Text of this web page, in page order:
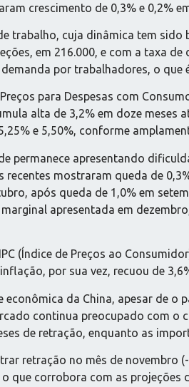
crescimento de 0,3% e 0,2%
trabalho, cuja dinâmica tem
em 216.000, e com a taxa
por trabalhadores, o
para Despesas com
alta de 3,2% em doze meses
e 5,50%, conforme
permanece apresentando
recentes mostraram queda de
após queda de 1,0% em
apresentada em
(Índice de Preços ao
por sua vez, recuou de
econômica da China, apesar de
continua preocupado com o
de retração, enquanto as
retração no mês de novembro
que corrobora com as projeções